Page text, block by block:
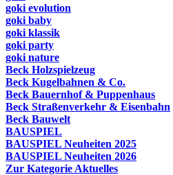
goki evolution
goki baby
goki klassik
goki party
goki nature
Beck Holzspielzeug
Beck Kugelbahnen & Co.
Beck Bauernhof & Puppenhaus
Beck Straßenverkehr & Eisenbahn
Beck Bauwelt
BAUSPIEL
BAUSPIEL Neuheiten 2025
BAUSPIEL Neuheiten 2026
Zur Kategorie Aktuelles